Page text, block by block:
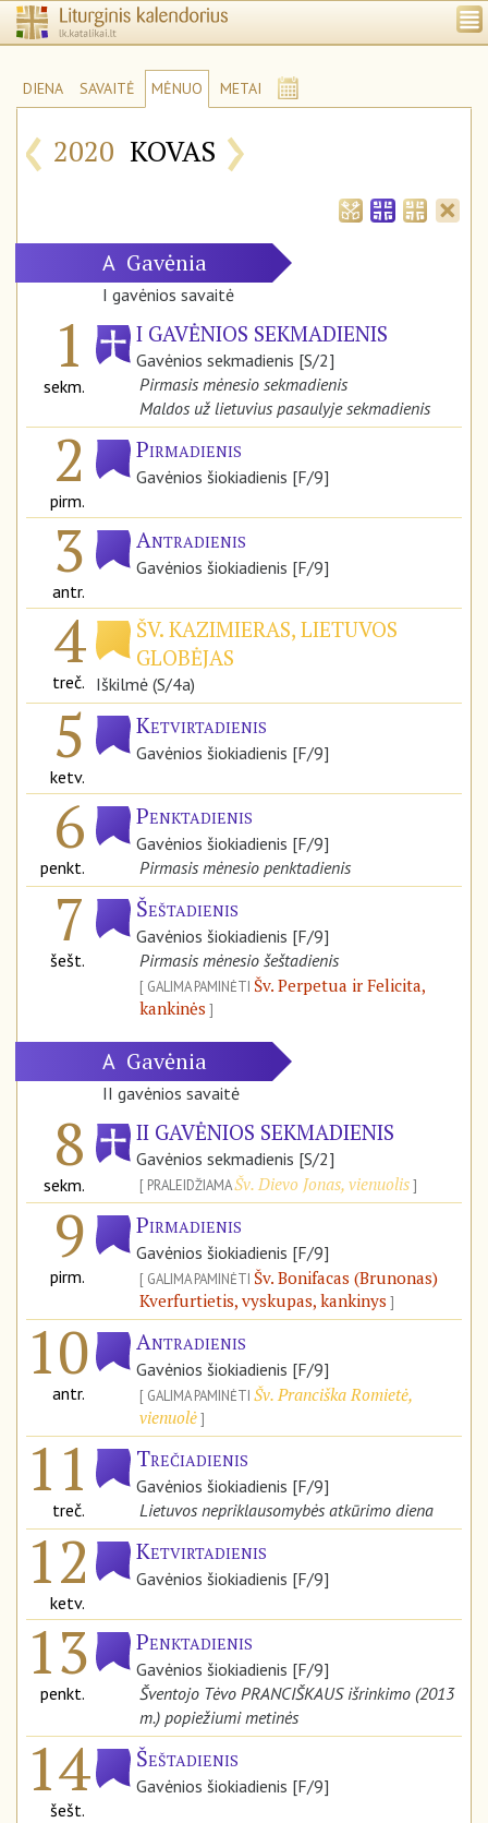
DIENA SAVAITĖ MĖNUO METAI
‹ 2020 KOVAS ›
A Gavėnia
I gavėnios savaitė
1
sekm.
I GAVĖNIOS SEKMADIENIS
Gavėnios sekmadienis [S/2]
Pirmasis mėnesio sekmadienis
Maldos už lietuvius pasaulyje sekmadienis
2
pirm.
Pirmadienis
Gavėnios šiokiadienis [F/9]
3
antr.
Antradienis
Gavėnios šiokiadienis [F/9]
4
treč.
ŠV. KAZIMIERAS, LIETUVOS
GLOBĖJAS
Iškilmė (S/4a)
5
ketv.
Ketvirtadienis
Gavėnios šiokiadienis [F/9]
6
penkt.
Penktadienis
Gavėnios šiokiadienis [F/9]
Pirmasis mėnesio penktadienis
7
šešt.
Šeštadienis
Gavėnios šiokiadienis [F/9]
Pirmasis mėnesio šeštadienis
GALIMA PAMINĖTI Šv. Perpetua ir Felicita,
kankinės
A Gavėnia
II gavėnios savaitė
8
sekm.
II GAVĖNIOS SEKMADIENIS
Gavėnios sekmadienis [S/2]
PRALEIDŽIAMAŠv. Dievo Jonas, vienuolis
9
pirm.
Pirmadienis
Gavėnios šiokiadienis [F/9]
GALIMA PAMINĖTI Šv. Bonifacas (Brunonas)
Kverfurtietis, vyskupas, kankinys
10
antr.
Antradienis
Gavėnios šiokiadienis [F/9]
GALIMA PAMINĖTI Šv. Pranciška Romietė,
vienuolė
11
treč.
Trečiadienis
Gavėnios šiokiadienis [F/9]
Lietuvos nepriklausomybės atkūrimo diena
12
ketv.
Ketvirtadienis
Gavėnios šiokiadienis [F/9]
13
penkt.
Penktadienis
Gavėnios šiokiadienis [F/9]
Šventojo Tėvo PRANCIŠKAUS išrinkimo (2013
m.) popiežiumi metinės
14
šešt.
Šeštadienis
Gavėnios šiokiadienis [F/9]